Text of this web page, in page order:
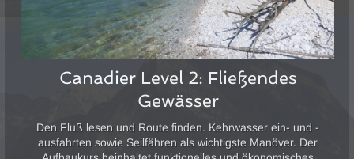
Canadier Level 2: Fließendes
Gewässer
Den Fluß lesen und Route finden. Kehrwasser ein- und -
ausfahrten sowie Seilfähren als wichtigste Manöver. Der